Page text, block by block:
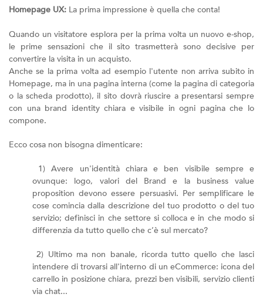
Homepage UX: La prima impressione è quella che conta!
Quando un visitatore esplora per la prima volta un nuovo e-shop,
le prime sensazioni che il sito trasmetterà sono decisive per
convertire la visita in un acquisto.
Anche se la prima volta ad esempio l'utente non arriva subito in
Homepage, ma in una pagina interna (come la pagina di categoria
o la scheda prodotto), il sito dovrà riuscire a presentarsi sempre
con una brand identity chiara e visibile in ogni pagina che lo
compone.
Ecco cosa non bisogna dimenticare:
1) Avere un'identità chiara e ben visibile sempre e
ovunque: logo, valori del Brand e la business value
proposition devono essere persuasivi. Per semplificare le
cose comincia dalla descrizione del tuo prodotto o del tuo
servizio; definisci in che settore si colloca e in che modo si
differenzia da tutto quello che c’è sul mercato?
2) Ultimo ma non banale, ricorda tutto quello che lasci
intendere di trovarsi all'interno di un eCommerce: icona del
carrello in posizione chiara, prezzi ben visibili, servizio clienti
via chat...